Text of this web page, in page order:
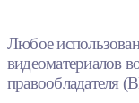
Любое
видеоматериалов
правообладателя